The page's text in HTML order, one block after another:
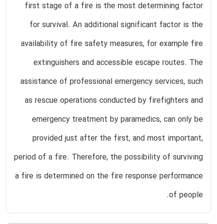
first stage of a fire is the most determining factor
for survival. An additional significant factor is the
availability of fire safety measures, for example fire
extinguishers and accessible escape routes. The
assistance of professional emergency services, such
as rescue operations conducted by firefighters and
emergency treatment by paramedics, can only be
provided just after the first, and most important,
period of a fire. Therefore, the possibility of surviving
a fire is determined on the fire response performance
of people.